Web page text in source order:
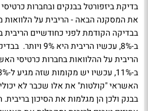
בדיקת ביזפורטל בבנקים ובחברות
את המסקנה הבאה - הריבית על הלוואות
בבדיקה הקודמת לפני כחודשיים
ב-8%, עכשיו הריבית היא
הריבית על ההלוואות בחברות כרטיסי
האשראי "קולטות" את אלו שכבר לא
בבנק ולכן הן מגלמות את הסיכון